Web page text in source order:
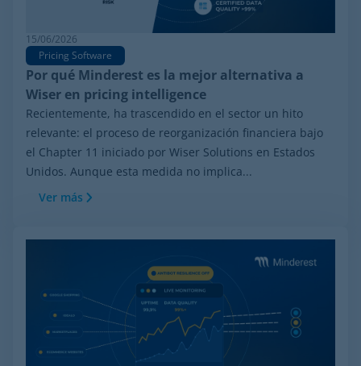
15/06/2026
Pricing Software
Por qué Minderest es la mejor alternativa a
Wiser en pricing intelligence
Recientemente, ha trascendido en el sector un hito
relevante: el proceso de reorganización financiera bajo
el Chapter 11 iniciado por Wiser Solutions en Estados
Unidos. Aunque esta medida no implica...
Ver más